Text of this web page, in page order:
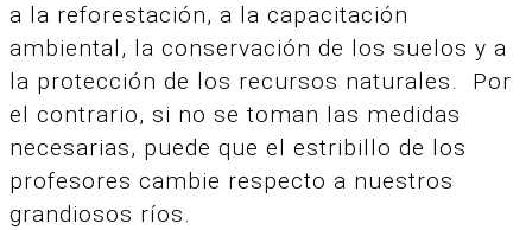
a la reforestación, a la capacitación
ambiental, la conservación de los suelos y a
la protección de los recursos naturales. Por
el contrario, si no se toman las medidas
necesarias, puede que el estribillo de los
profesores cambie respecto a nuestros
grandiosos ríos.